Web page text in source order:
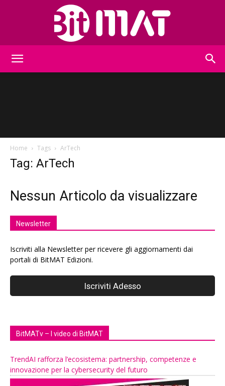
Home Tags ArTech
Tag: ArTech
Nessun Articolo da visualizzare
Newsletter
Iscriviti alla Newsletter per ricevere gli aggiornamenti dai
portali di BitMAT Edizioni.
BitMATv – I video di BitMAT
TrendAI rafforza l’ecosistema: partnership, competenze e
innovazione per la cybersecurity del futuro